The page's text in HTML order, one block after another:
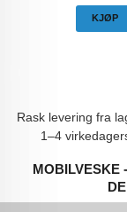
KJØP
Rask levering fra
1–4
MOBILVESKE